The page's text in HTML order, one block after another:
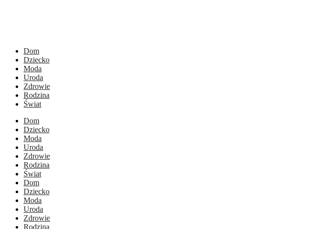
Dom
Dziecko
Moda
Uroda
Zdrowie
Rodzina
Świat
Dom
Dziecko
Moda
Uroda
Zdrowie
Rodzina
Świat
Dom
Dziecko
Moda
Uroda
Zdrowie
Rodzina